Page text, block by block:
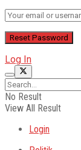
Log In
No Result
View All Result
Login